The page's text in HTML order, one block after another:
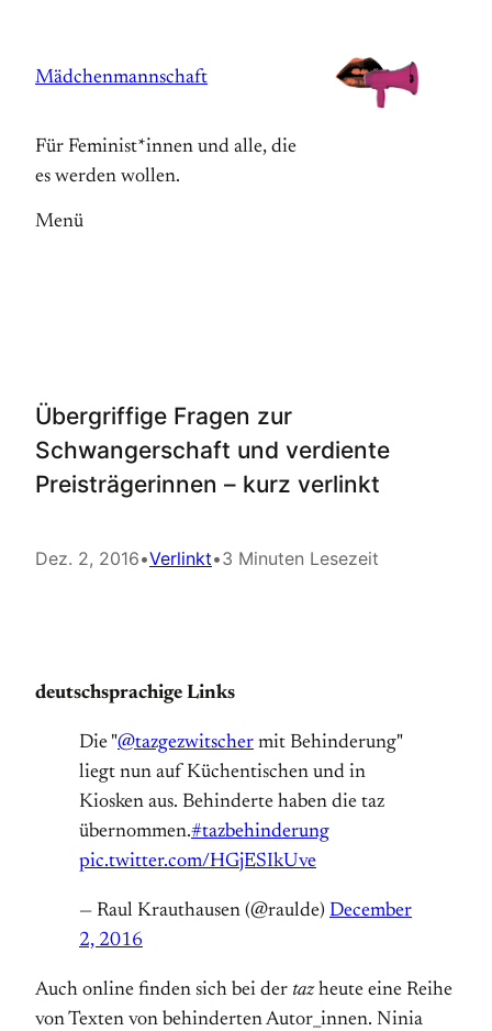
springen
Mädchenmannschaft
Für Feminist*innen und alle, die
es werden wollen.
Menü
Übergriffige Fragen zur
Schwangerschaft und verdiente
Preisträgerinnen – kurz verlinkt
Dez. 2, 2016•Verlinkt•3 Minuten Lesezeit
deutschsprachige Links
Die "@tazgezwitscher mit Behinderung"
liegt nun auf Küchentischen und in
Kiosken aus. Behinderte haben die taz
übernommen.#tazbehinderung
pic.twitter.com/HGjESIkUve
— Raul Krauthausen (@raulde) December
2, 2016
Auch online finden sich bei der tazheute eine Reihe
von Texten von behinderten Autor_innen. Ninia